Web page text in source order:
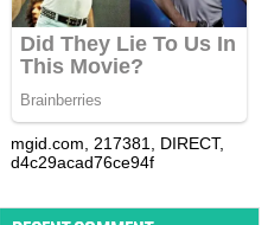
mgid.com, 217381, DIRECT,
d4c29acad76ce94f